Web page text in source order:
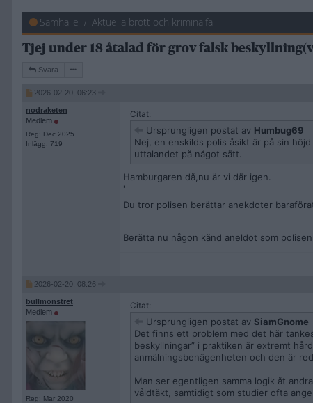
Samhälle Aktuella brott och kriminalfall
Tjej under 18 åtalad för grov falsk
Svara
2026-02-20, 06:23
nodraketen
Medlem
Reg: Dec 2025
Inlägg: 719
Citat:
Ursprungligen postat av Humbug69
Nej, en enskilds polis åsikt är på sin
uttalandet på något sätt.
Hamburgaren då,nu är vi där igen.
'
Du tror polisen berättar anekdoter
Berätta nu någon känd aneldot som
2026-02-20, 08:26
bullmonstret
Medlem
Reg: Mar 2020
Citat:
Ursprungligen postat av SiamGnome
Det finns ett problem med det här
beskyllningar” i praktiken är extremt
anmälningsbenägenheten och den är
Man ser egentligen samma logik åt
våldtäkt, samtidigt som studier ofta